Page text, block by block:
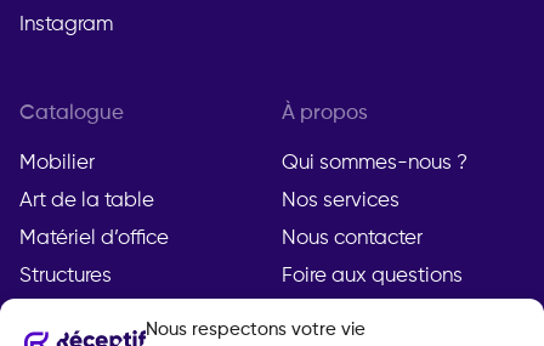
Nous respectons votre vie
Instagram
Catalogue
Mobilier
Art de la table
Matériel d’office
Structures
À propos
Qui sommes-nous ?
Nos services
Nous contacter
Foire aux questions